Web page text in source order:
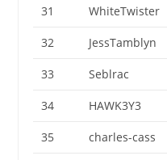
31 WhiteTwister
32 JessTamblyn
33 Seblrac
34 HAWK3Y3
35 charles-cass